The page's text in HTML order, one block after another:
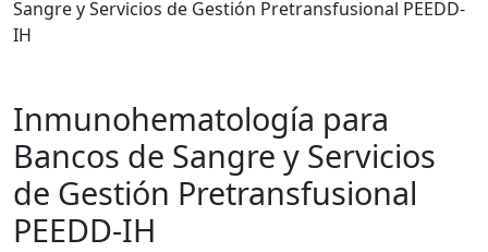
Sangre y Servicios de Gestión Pretransfusional PEEDD-
IH
Inmunohematología para
Bancos de Sangre y Servicios
de Gestión Pretransfusional
PEEDD-IH